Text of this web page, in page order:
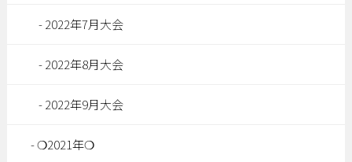
2022年7月大会
2022年8月大会
2022年9月大会
❍2021年❍